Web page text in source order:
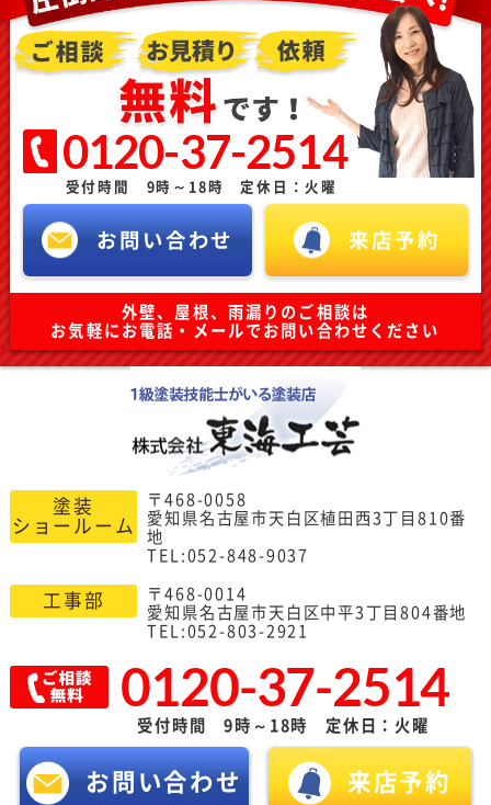
0120-37-2514
受付時間 9時～18時 定休日：火曜
お問い合わせ 来店予約
外壁、屋根、雨漏りのご相談は
お気軽にお電話・メールでお問い合わせください
塗装
ショールーム
〒468-0058
愛知県名古屋市天白区植田西3丁目810番
地
TEL:052-848-9037
工事部
〒468-0014
愛知県名古屋市天白区中平3丁目804番地
TEL:052-803-2921
0120-37-2514
受付時間 9時～18時 定休日：火曜
お問い合わせ 来店予約